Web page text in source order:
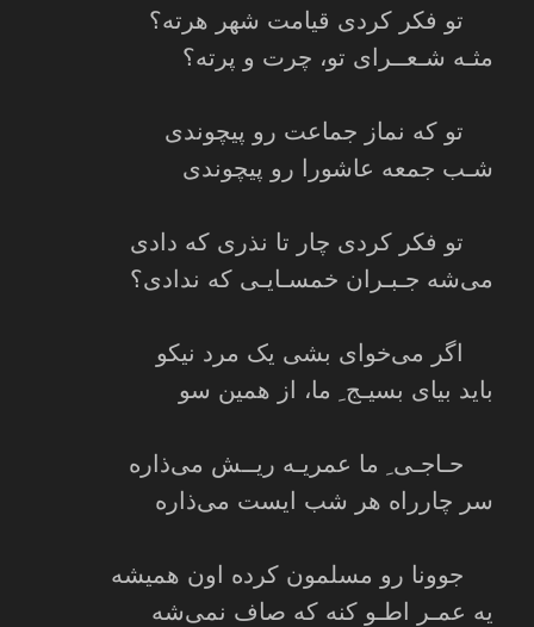
تو فکر کردی قیامت شهر هرته؟
مثـه شـعــرای تو، چرت و پرته؟
تو که نماز جماعت رو پیچوندی
شـب جمعه عاشورا رو پیچوندی
تو فکر کردی چار تا نذری که دادی
می‌شه جـبـران خمسـایـی که ندادی؟
اگر می‌خوای بشی یک مرد نیکو
باید بیای بسیـج ِ ما، از همین سو
حـاجـی ِ ما عمریـه ریــش می‌ذاره
سر چارراه‌ هر شب ایست می‌ذاره
جوونا رو مسلمون کرده اون همیشه
یه عمـر اطـو کنه که صاف نمی‌شه